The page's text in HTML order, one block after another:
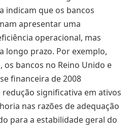
indicam que os bancos
apresentar uma
operacional, mas
longo prazo. Por exemplo,
os bancos no Reino Unido e
financeira de 2008
significativa em ativos
nas razões de adequação
para a estabilidade geral do